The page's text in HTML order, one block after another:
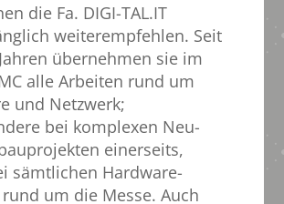
die Fa. DIGI-TAL.IT
weiterempfehlen. Seit
übernehmen sie im
alle Arbeiten rund um
und Netzwerk;
bei komplexen Neu-
einerseits,
sämtlichen Hardware-
um die Messe. Auch